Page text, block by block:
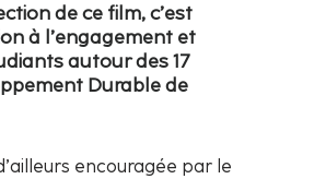
de ce film, c’est
à l’engagement et
autour des 17
Durable de
encouragée par le